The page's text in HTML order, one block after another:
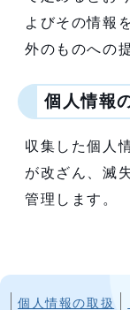
よびその情報
外のものへの
個人情報
収集した個人
が改ざん、滅
管理します。
個人情報の取扱